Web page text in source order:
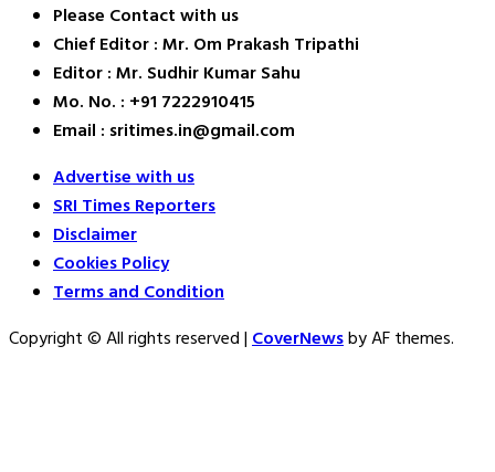
Please Contact with us
Chief Editor : Mr. Om Prakash Tripathi
Editor : Mr. Sudhir Kumar Sahu
Mo. No. : +91 7222910415
Email : sritimes.in@gmail.com
Advertise with us
SRI Times Reporters
Disclaimer
Cookies Policy
Terms and Condition
Copyright © All rights reserved|CoverNewsby AF themes.